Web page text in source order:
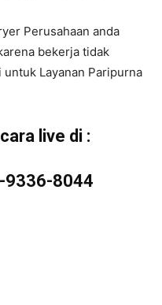
Perusahaan anda
bekerja tidak
Layanan Paripurna
live di :
9336-8044